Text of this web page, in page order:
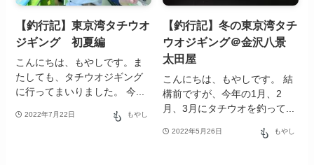
【釣行記】東京湾タチウオ
ジギング 初夏編
こんにちは、もやしです。ま
たしても、タチウオジギング
に行ってまいりました。 今...
2022年7月22日 もやし
【釣行記】冬の東京湾タチ
ウオジギング＠金沢八景
太田屋
こんにちは、もやしです。 結
構前ですが、今年の1月、2
月、3月にタチウオを釣って...
2022年5月26日 もやし